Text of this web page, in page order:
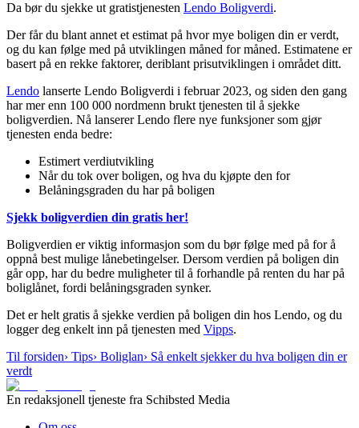
Da bør du sjekke ut gratistjenesten Lendo Boligverdi.
Der får du blant annet et estimat på hvor mye boligen din er verdt,
og du kan følge med på utviklingen måned for måned. Estimatene er
basert på en rekke faktorer, deriblant prisutviklingen i området ditt.
Lendo lanserte Lendo Boligverdi i februar 2023, og siden den gang
har mer enn 100 000 nordmenn brukt tjenesten til å sjekke
boligverdien. Nå lanserer Lendo flere nye funksjoner som gjør
tjenesten enda bedre:
Estimert verdiutvikling
Når du tok over boligen, og hva du kjøpte den for
Belåningsgraden du har på boligen
Sjekk boligverdien din gratis her!
Boligverdien er viktig informasjon som du bør følge med på for å
oppnå best mulige lånebetingelser. Dersom verdien på boligen din
går opp, har du bedre muligheter til å forhandle på renten du har på
boliglånet, fordi belåningsgraden synker.
Det er helt gratis å sjekke verdien på boligen din hos Lendo, og du
logger deg enkelt inn på tjenesten med Vipps.
Til forsiden› Tips› Boliglan› Så enkelt sjekker du hva boligen din er
verdt
En redaksjonell tjeneste fra Schibsted Media